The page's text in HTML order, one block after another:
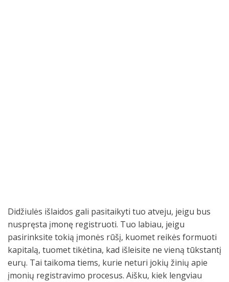
Didžiulės išlaidos gali pasitaikyti tuo atveju, jeigu bus
nuspręsta įmonę registruoti. Tuo labiau, jeigu
pasirinksite tokią įmonės rūšį, kuomet reikės formuoti
kapitalą, tuomet tikėtina, kad išleisite ne vieną tūkstantį
eurų. Tai taikoma tiems, kurie neturi jokių žinių apie
įmonių registravimo procesus. Aišku, kiek lengviau